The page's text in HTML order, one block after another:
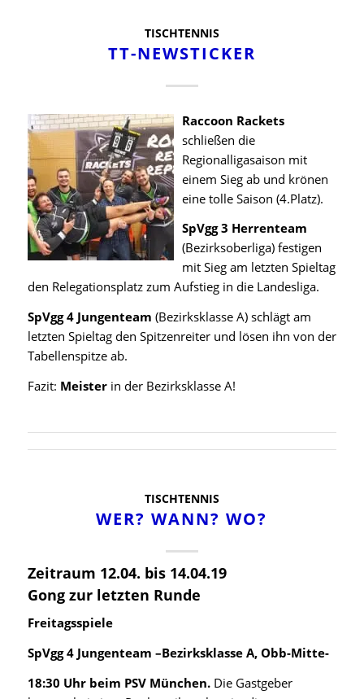
TISCHTENNIS
TT-NEWSTICKER
Raccoon Rackets
schließen die
Regionalligasaison mit
einem Sieg ab und krönen
eine tolle Saison (4.Platz).
SpVgg 3 Herrenteam
(Bezirksoberliga) festigen
mit Sieg am letzten Spieltag
den Relegationsplatz zum Aufstieg in die Landesliga.
SpVgg 4 Jungenteam (Bezirksklasse A) schlägt am
letzten Spieltag den Spitzenreiter und lösen ihn von der
Tabellenspitze ab.
Fazit: Meisterin der Bezirksklasse A!
TISCHTENNIS
WER? WANN? WO?
Zeitraum 12.04. bis 14.04.19
Gong zur letzten Runde
Freitagsspiele
SpVgg 4 Jungenteam –Bezirksklasse A, Obb-Mitte-
18:30 Uhr beim PSV München. Die Gastgeber